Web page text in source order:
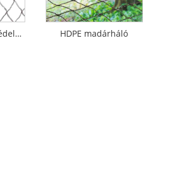
Többcélú madárvédelmi háló HDPE madárháló